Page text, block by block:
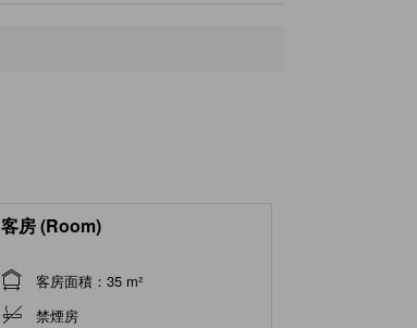
客房 (Room)
客房面積：35 m²
禁煙房